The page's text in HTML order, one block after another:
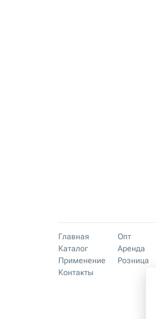
Главная
Каталог
Применение
Контакты
Опт
Аренда
Розница